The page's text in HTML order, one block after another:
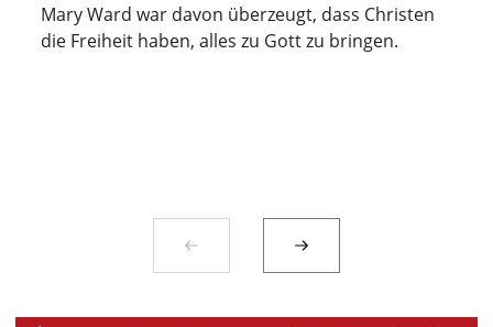
Mary Ward war davon überzeugt, dass Christen
die Freiheit haben, alles zu Gott zu bringen.